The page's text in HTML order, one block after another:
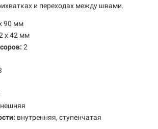
и переходах между швами.
90 мм
x 42 мм
2
внутренняя, ступенчатая